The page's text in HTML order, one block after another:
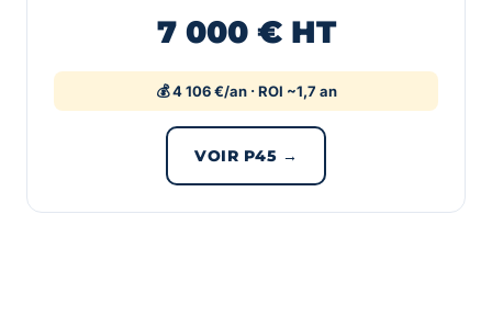
7 000 € HT
💰 4 106 €/an · ROI ~1,7 an
VOIR P45 →